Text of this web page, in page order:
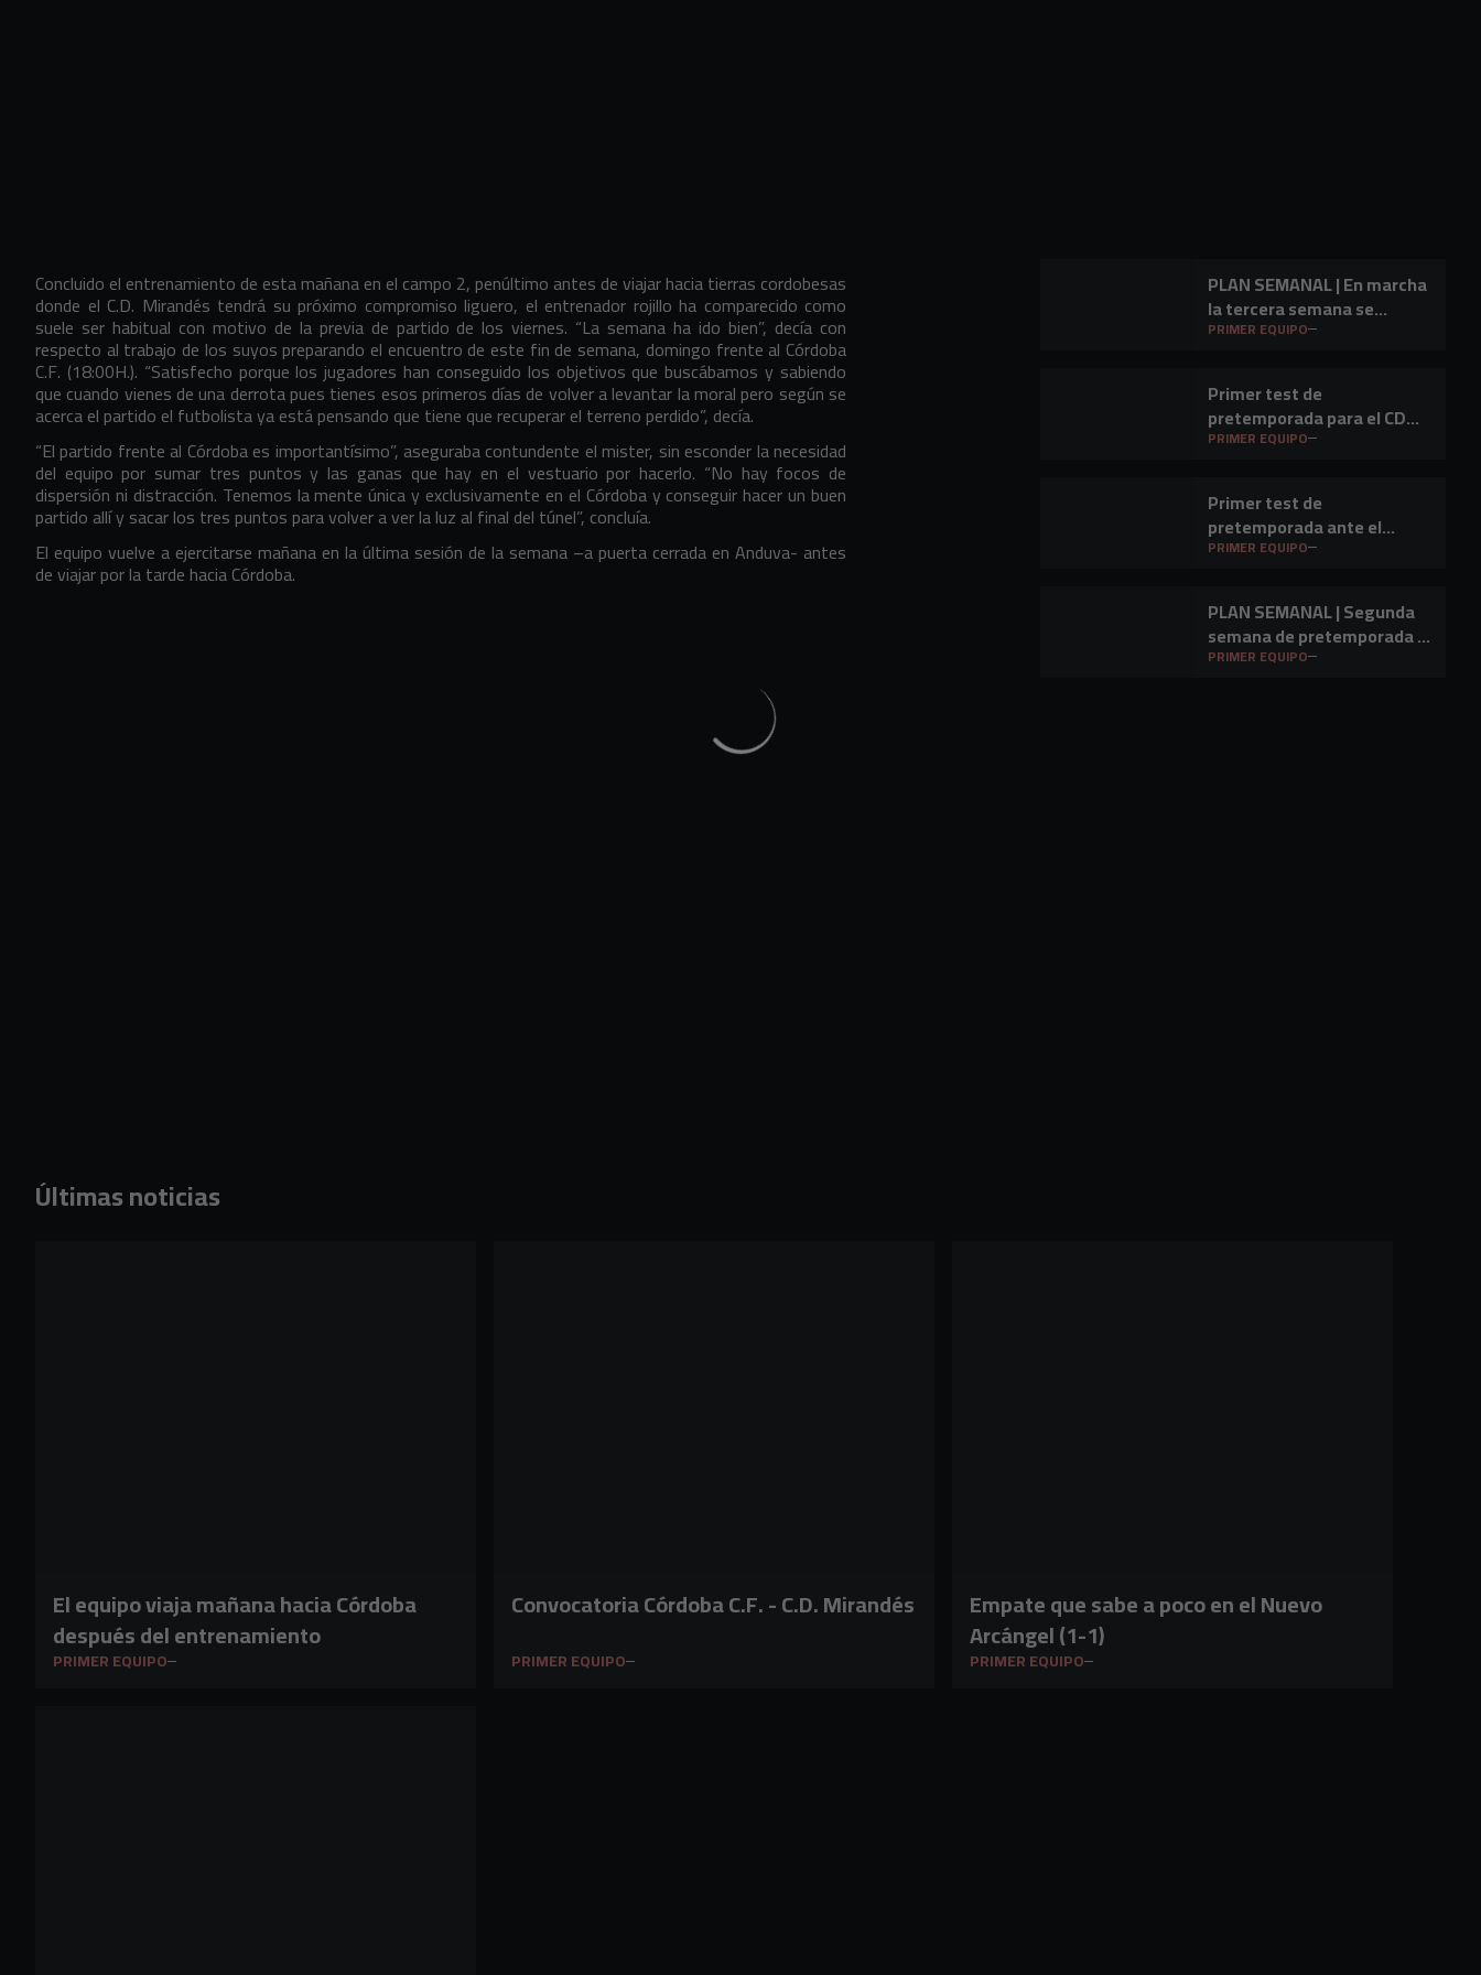
Concluido el entrenamiento de esta mañana en el campo 2, penúltimo antes de viajar hacia tierras cordobesas
donde el C.D. Mirandés tendrá su próximo compromiso liguero, el entrenador rojillo ha comparecido como
suele ser habitual con motivo de la previa de partido de los viernes. “La semana ha ido bien”, decía con
respecto al trabajo de los suyos preparando el encuentro de este fin de semana, domingo frente al Córdoba
C.F. (18:00H.). “Satisfecho porque los jugadores han conseguido los objetivos que buscábamos y sabiendo
que cuando vienes de una derrota pues tienes esos primeros días de volver a levantar la moral pero según se
acerca el partido el futbolista ya está pensando que tiene que recuperar el terreno perdido”, decía.
“El partido frente al Córdoba es importantísimo”, aseguraba contundente el mister, sin esconder la necesidad
del equipo por sumar tres puntos y las ganas que hay en el vestuario por hacerlo. “No hay focos de
dispersión ni distracción. Tenemos la mente única y exclusivamente en el Córdoba y conseguir hacer un buen
partido allí y sacar los tres puntos para volver a ver la luz al final del túnel”, concluía.
El equipo vuelve a ejercitarse mañana en la última sesión de la semana –a puerta cerrada en Anduva- antes
de viajar por la tarde hacia Córdoba.
PLAN SEMANAL | En marcha
la tercera semana se
preparación
PRIMER EQUIPO
Primer test de
pretemporada para el CD
Mirandés en Lasesarre
PRIMER EQUIPO
Primer test de
pretemporada ante el
Barakaldo CF
PRIMER EQUIPO
PLAN SEMANAL | Segunda
semana de pretemporada y
primer amistoso a la vista
PRIMER EQUIPO
Últimas noticias
El equipo viaja mañana hacia Córdoba
después del entrenamiento
PRIMER EQUIPO
Convocatoria Córdoba C.F. - C.D. Mirandés
PRIMER EQUIPO
Empate que sabe a poco en el Nuevo
Arcángel (1-1)
PRIMER EQUIPO